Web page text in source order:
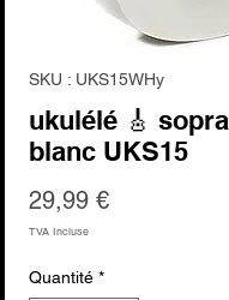
SKU : UKS15WHy
ukulélé 🎸
blanc UKS15
29,99 €Prix
TVA Incluse
Quantité *